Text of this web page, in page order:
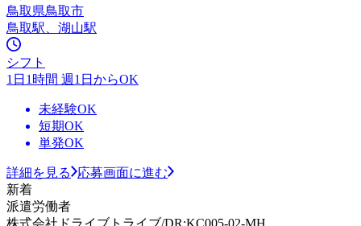
鳥取県鳥取市
鳥取駅、湖山駅
シフト
1日1時間 週1日からOK
未経験OK
短期OK
単発OK
詳細を見る
応募画面に進む
新着
派遣労働者
株式会社ドライブトライブ/DR:KC005-02-MH